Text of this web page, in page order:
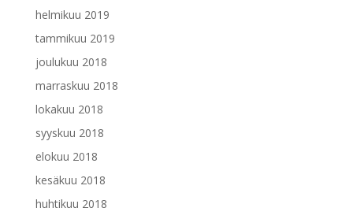
helmikuu 2019
tammikuu 2019
joulukuu 2018
marraskuu 2018
lokakuu 2018
syyskuu 2018
elokuu 2018
kesäkuu 2018
huhtikuu 2018